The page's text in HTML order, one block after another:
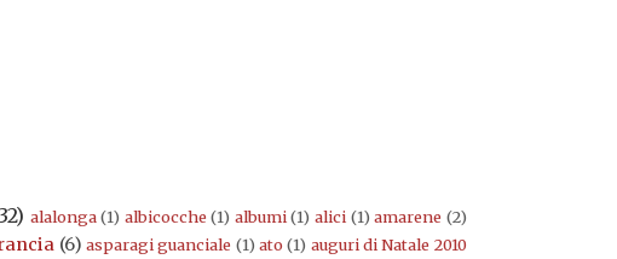
alalonga (1) albicocche (1) albumi (1) alici (1) amarene (2)
(6) asparagi guanciale (1) ato (1) auguri di Natale 2010